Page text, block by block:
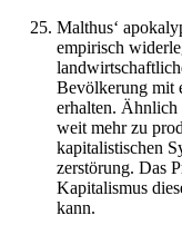
Malthus‘
empirisch
Bevölkerung mit
erhalten. Ähnlich
weit mehr zu
kapitalistischen
zerstörung. Das
Kapitalismus
kann.